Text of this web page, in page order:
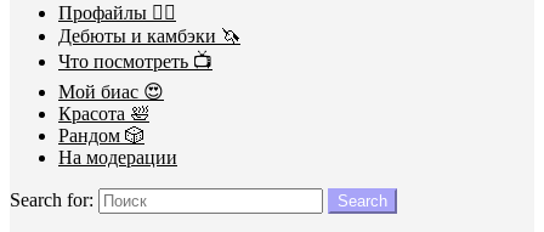
Профайлы 🕵️‍♀️
Дебюты и камбэки 🦄
Что посмотреть 📺
Мой биас 😍
Красота 🛀
Рандом 🎲
На модерации
Search for: Search